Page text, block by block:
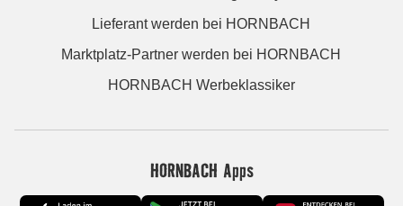
Lieferant werden bei HORNBACH
Marktplatz-Partner werden bei HORNBACH
HORNBACH Werbeklassiker
HORNBACH Apps